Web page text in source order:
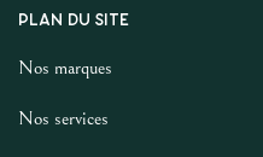
PLAN DU SITE
Nos marques
Nos services